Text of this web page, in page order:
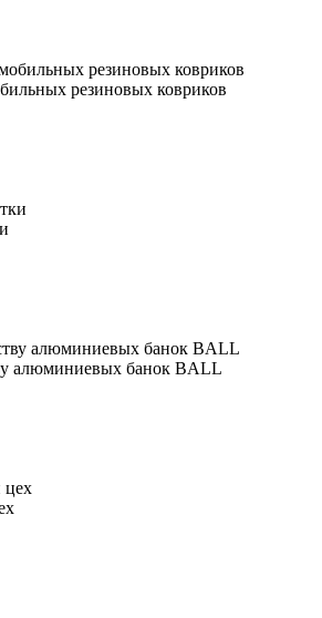
резиновых ковриков
алюминиевых банок BALL